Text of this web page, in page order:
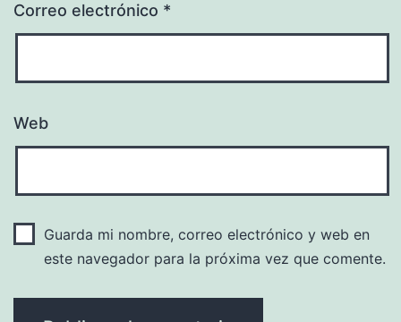
Correo electrónico *
Web
Guarda mi nombre, correo electrónico y web en
este navegador para la próxima vez que comente.